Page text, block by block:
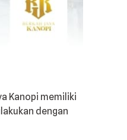
Kanopi memiliki
dengan